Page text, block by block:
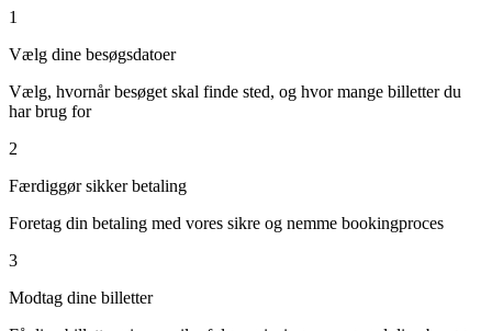
1
Vælg dine besøgsdatoer
Vælg, hvornår besøget skal finde sted, og hvor mange billetter du
har brug for
2
Færdiggør sikker betaling
Foretag din betaling med vores sikre og nemme bookingproces
3
Modtag dine billetter